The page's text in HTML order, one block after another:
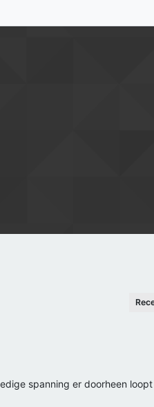
spanning er doorheen